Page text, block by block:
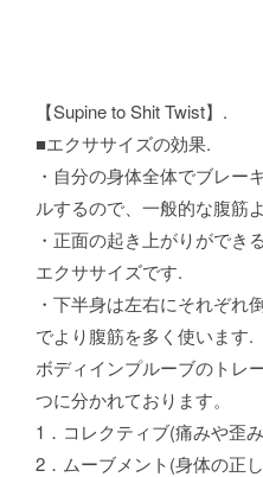
【Supine to Shit Twist】.
■エクササイズの効果.
・自分の身体全体でブレー
ルするので、一般的な腹筋
・正面の起き上がりができ
エクササイズです.
・下半身は左右にそれぞれ
でより腹筋を多く使います.
ボディインプルーブのトレ
つに分かれております。
1．コレクティブ(痛みや歪
2．ムーブメント(身体の正